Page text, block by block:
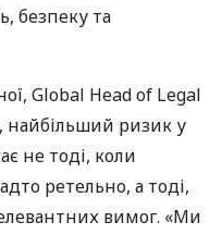
безпеку та
Global Head of Legal
найбільший ризик у
не тоді, коли
ретельно, а тоді,
вимог. «Ми